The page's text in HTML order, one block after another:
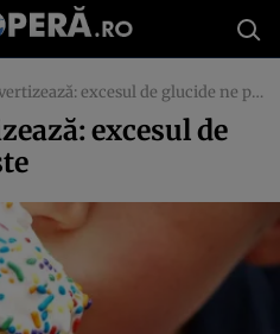
excesul de glucide ne prosteşte
excesul de